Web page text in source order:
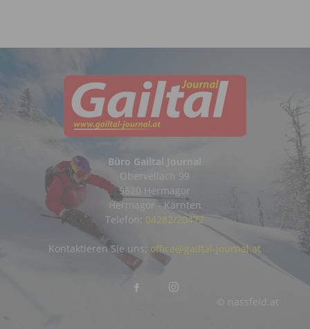
Büro Gailtal Journal
Obervellach 99
9620 Hermagor
Hermagor - Kärnten
Telefon: 04282/20472
© nassfeld.at
Kontaktieren Sie uns: office@gailtal-journal.at